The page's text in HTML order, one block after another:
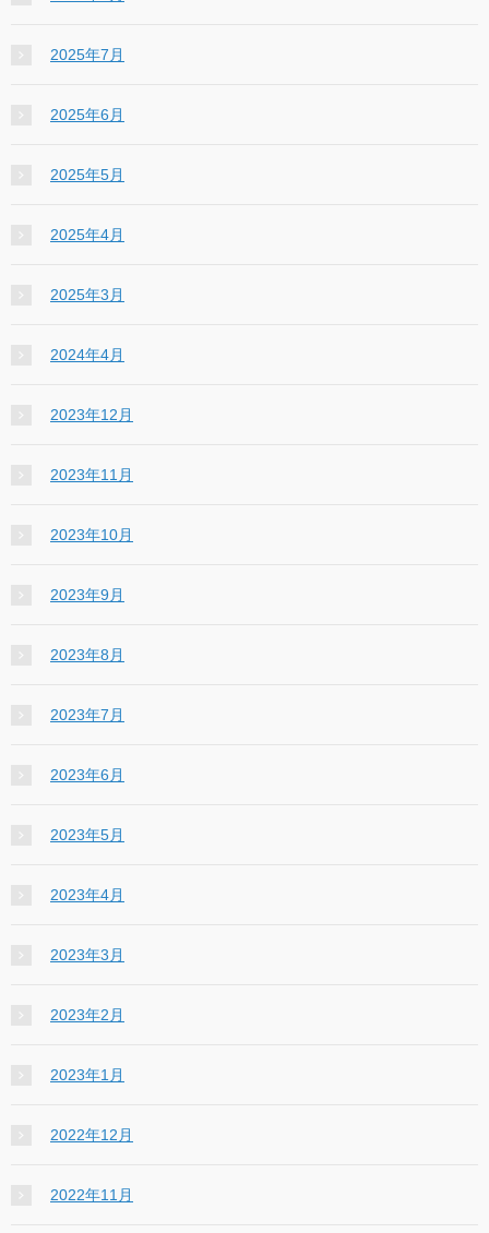
2025年7月
2025年6月
2025年5月
2025年4月
2025年3月
2024年4月
2023年12月
2023年11月
2023年10月
2023年9月
2023年8月
2023年7月
2023年6月
2023年5月
2023年4月
2023年3月
2023年2月
2023年1月
2022年12月
2022年11月